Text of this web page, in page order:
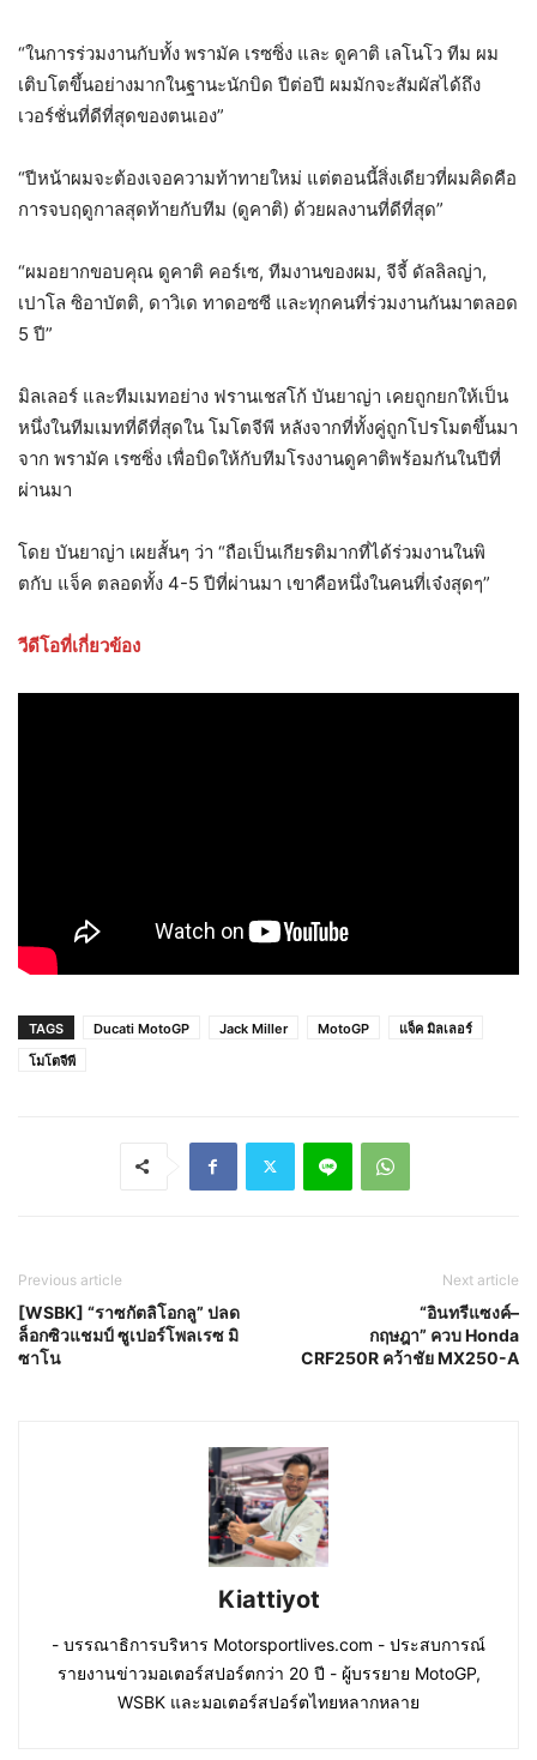
“ในการร่วมงานกับทั้ง พรามัค เรซซิ่ง และ ดูคาติ เลโนโว ทีม ผม
เติบโตขึ้นอย่างมากในฐานะนักบิด ปีต่อปี ผมมักจะสัมผัสได้ถึง
เวอร์ชั่นที่ดีที่สุดของตนเอง”
“ปีหน้าผมจะต้องเจอความท้าทายใหม่ แต่ตอนนี้สิ่งเดียวที่ผมคิดคือ
การจบฤดูกาลสุดท้ายกับทีม (ดูคาติ) ด้วยผลงานที่ดีที่สุด”
“ผมอยากขอบคุณ ดูคาติ คอร์เซ, ทีมงานของผม, จีจี้ ดัลลิลญ่า,​
เปาโล ซิอาบัตติ, ดาวิเด ทาดอซซี และทุกคนที่ร่วมงานกันมาตลอด
5 ปี”
มิลเลอร์ และทีมเมทอย่าง ฟรานเชสโก้ บันยาญ่า เคยถูกยกให้เป็น
หนึ่งในทีมเมทที่ดีที่สุดใน โมโตจีพี หลังจากที่ทั้งคู่ถูกโปรโมตขึ้นมา
จาก พรามัค เรซซิ่ง เพื่อบิดให้กับทีมโรงงานดูคาติพร้อมกันในปีที่
ผ่านมา
โดย บันยาญ่า เผยสั้นๆ ว่า “ถือเป็นเกียรติมากที่ได้ร่วมงานในพิ
ตกับ แจ็ค ตลอดทั้ง 4-5 ปีที่ผ่านมา เขาคือหนึ่งในคนที่เจ๋งสุดๆ”
วีดีโอที่เกี่ยวข้อง
TAGS Ducati MotoGP Jack Miller MotoGP
แจ็ค มิลเลอร์
โมโตจีพี
Previous article
[WSBK] “ราซกัตลิโอกลู” ปลด
ล็อกซิวแชมป์ ซูเปอร์โพลเรซ มิ
ซาโน
Next article
“อินทรีแซงค์–
กฤษฎา” ควบ Honda
CRF250R คว้าชัย MX250-A
Kiattiyot
- บรรณาธิการบริหาร Motorsportlives.com - ประสบการณ์
รายงานข่าวมอเตอร์สปอร์ตกว่า 20 ปี - ผู้บรรยาย MotoGP,
WSBK และมอเตอร์สปอร์ตไทยหลากหลาย